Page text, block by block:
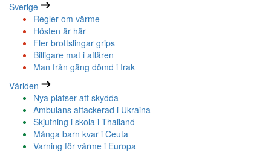
Sverige
Regler om värme
Hösten är här
Fler brottslingar grips
Billigare mat i affären
Man från gäng dömd i Irak
Världen
Nya platser att skydda
Ambulans attackerad i Ukraina
Skjutning i skola i Thailand
Många barn kvar i Ceuta
Varning för värme i Europa